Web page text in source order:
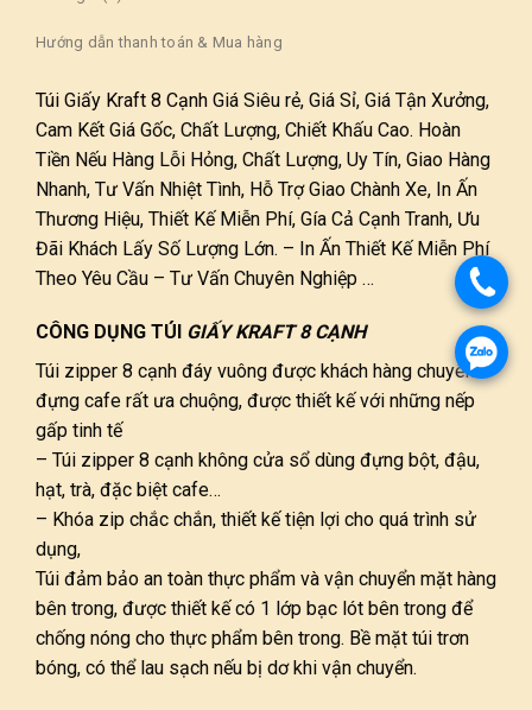
Hướng dẫn thanh toán & Mua hàng
Túi Giấy Kraft 8 Cạnh Giá Siêu rẻ, Giá Sỉ, Giá Tận Xưởng,
Cam Kết Giá Gốc, Chất Lượng, Chiết Khấu Cao. Hoàn
Tiền Nếu Hàng Lỗi Hỏng, Chất Lượng, Uy Tín, Giao Hàng
Nhanh, Tư Vấn Nhiệt Tình, Hỗ Trợ Giao Chành Xe, In Ấn
Thương Hiệu, Thiết Kế Miễn Phí, Gía Cả Cạnh Tranh, Ưu
Đãi Khách Lấy Số Lượng Lớn. – In Ấn Thiết Kế Miễn Phí
Theo Yêu Cầu – Tư Vấn Chuyên Nghiệp …
CÔNG DỤNG TÚI GIẤY KRAFT 8 CẠNH
Túi zipper 8 cạnh đáy vuông được khách hàng chuyên
đựng cafe rất ưa chuộng, được thiết kế với những nếp
gấp tinh tế
– Túi zipper 8 cạnh không cửa sổ dùng đựng bột, đậu,
hạt, trà, đặc biệt cafe…
– Khóa zip chắc chắn, thiết kế tiện lợi cho quá trình sử
dụng,
Túi đảm bảo an toàn thực phẩm và vận chuyển mặt hàng
bên trong, được thiết kế có 1 lớp bạc lót bên trong để
chống nóng cho thực phẩm bên trong. Bề mặt túi trơn
bóng, có thể lau sạch nếu bị dơ khi vận chuyển.